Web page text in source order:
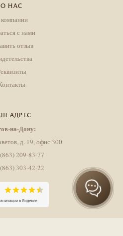
О НАС
с нами
отзыв
АДРЕС
на-Дону:
д. 19, офис 300
209-83-77
303-42-22